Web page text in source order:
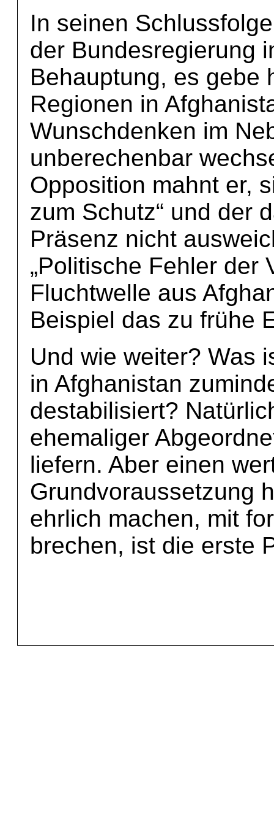
In seinen
der Bundesregierung
Behauptung, es gebe
Regionen in
Wunschdenken im
unberechenbar
Opposition mahnt er,
zum Schutz“ und der
Präsenz nicht
„Politische Fehler der
Fluchtwelle aus
Beispiel das zu frühe
Und wie weiter? Was
in Afghanistan
destabilisiert?
ehemaliger
liefern. Aber einen
Grundvoraussetzung
ehrlich machen, mit
brechen, ist die erste